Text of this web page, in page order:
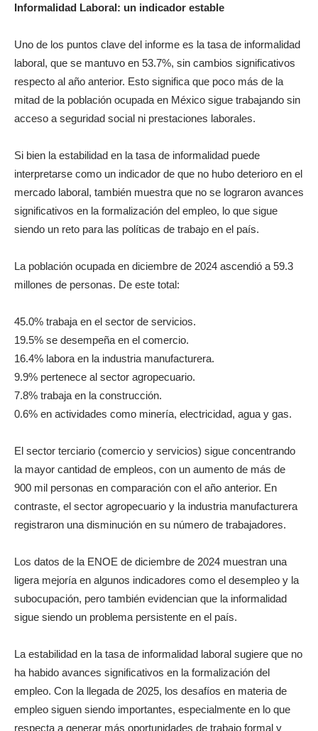
Informalidad Laboral: un indicador estable
Uno de los puntos clave del informe es la tasa de informalidad
laboral, que se mantuvo en 53.7%, sin cambios significativos
respecto al año anterior. Esto significa que poco más de la
mitad de la población ocupada en México sigue trabajando sin
acceso a seguridad social ni prestaciones laborales.
Si bien la estabilidad en la tasa de informalidad puede
interpretarse como un indicador de que no hubo deterioro en el
mercado laboral, también muestra que no se lograron avances
significativos en la formalización del empleo, lo que sigue
siendo un reto para las políticas de trabajo en el país.
La población ocupada en diciembre de 2024 ascendió a 59.3
millones de personas. De este total:
45.0% trabaja en el sector de servicios.
19.5% se desempeña en el comercio.
16.4% labora en la industria manufacturera.
9.9% pertenece al sector agropecuario.
7.8% trabaja en la construcción.
0.6% en actividades como minería, electricidad, agua y gas.
El sector terciario (comercio y servicios) sigue concentrando
la mayor cantidad de empleos, con un aumento de más de
900 mil personas en comparación con el año anterior. En
contraste, el sector agropecuario y la industria manufacturera
registraron una disminución en su número de trabajadores.
Los datos de la ENOE de diciembre de 2024 muestran una
ligera mejoría en algunos indicadores como el desempleo y la
subocupación, pero también evidencian que la informalidad
sigue siendo un problema persistente en el país.
La estabilidad en la tasa de informalidad laboral sugiere que no
ha habido avances significativos en la formalización del
empleo. Con la llegada de 2025, los desafíos en materia de
empleo siguen siendo importantes, especialmente en lo que
respecta a generar más oportunidades de trabajo formal y